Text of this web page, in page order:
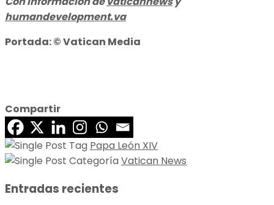
humandevelopment.va
Portada: © Vatican Media
Compartir
Papa León XIV
Vatican News
Entradas recientes